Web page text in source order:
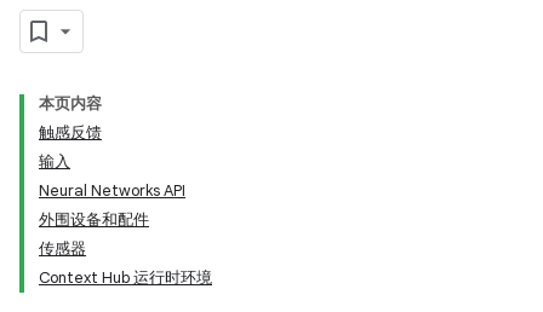
本页内容
触感反馈
输入
Neural Networks API
外围设备和配件
传感器
Context Hub 运行时环境